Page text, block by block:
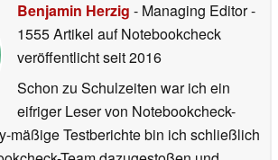
Benjamin Herzig - Managing Editor-
1555 Artikel auf Notebookcheck
veröffentlichtseit 2016
Schon zu Schulzeiten war ich ein
eifriger Leser von Notebookcheck-
mäßige Testberichte bin ich schließlich